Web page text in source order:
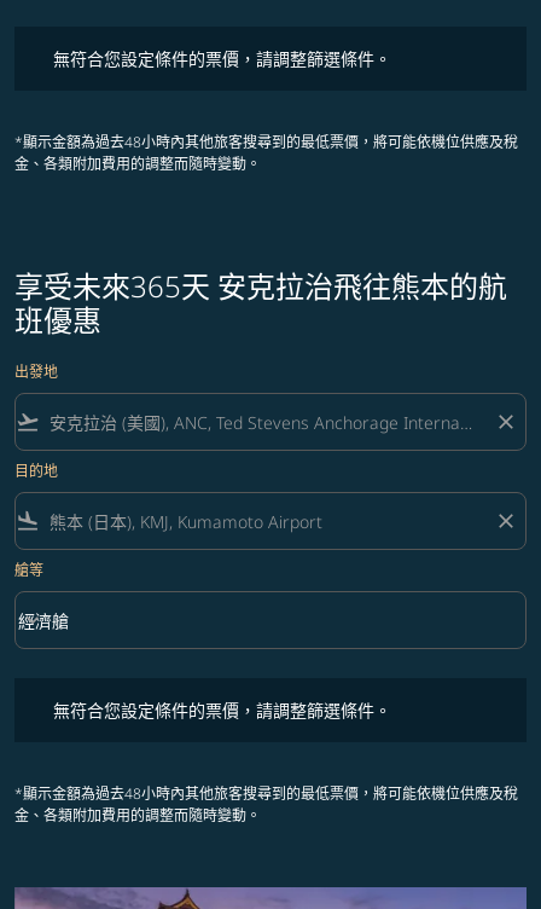
無符合您設定條件的票價，請調整篩選條件。
*顯示金額為過去48小時內其他旅客搜尋到的最低票價，將可能依機位供應及稅
金、各類附加費用的調整而隨時變動。
享受未來365天 安克拉治飛往熊本的航
班優惠
出發地
flight_takeoff close
目的地
flight_land close
艙等
艙等 option 經濟艙 Selected
經濟艙
keyboard_arrow_down
無符合您設定條件的票價，請調整篩選條件。
*顯示金額為過去48小時內其他旅客搜尋到的最低票價，將可能依機位供應及稅
金、各類附加費用的調整而隨時變動。